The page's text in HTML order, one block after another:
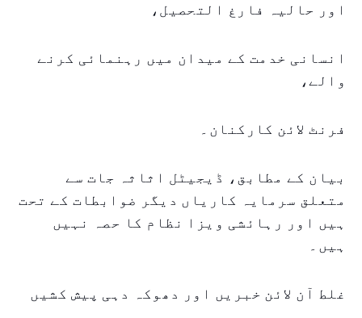
اور حالیہ فارغ التحصیل،
انسانی خدمت کے میدان میں رہنمائی کرنے
والے،
فرنٹ لائن کارکنان۔
بیان کے مطابق، ڈیجیٹل اثاثہ جات سے
متعلق سرمایہ کاریاں دیگر ضوابطات کے تحت
ہیں اور رہائشی ویزا نظام کا حصہ نہیں
ہیں۔
غلط آن لائن خبریں اور دھوکہ دہی پیش کشیں